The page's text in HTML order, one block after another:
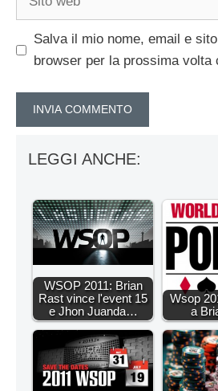
Salva il mio nome, email e
browser per la prossima volta
LEGGI ANCHE:
WSOP 2011: Brian
Rast vince l'event 15
e Jhon Juanda…
Wsop
a